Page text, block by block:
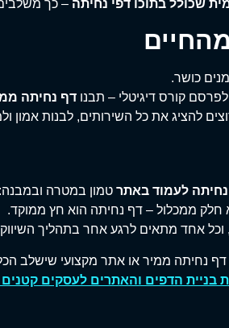
שכולל בתוכו דפי נחיתה – כך משלבים
כושר.
קורס דיגיטלי – תבנודף נחיתה
להציג את כל השירותים, לבנות אמון
לעמוד באתר טמון במטרה ובמבנה:
חלק ממכלול – דף נחיתה הוא חץ ממוקד.
וכל אחד מתאים לרגע אחר בתהליך
דף נחיתה ממיר או אתר מקצועי שישלב
בניית הדפים והאתרים לעסקים